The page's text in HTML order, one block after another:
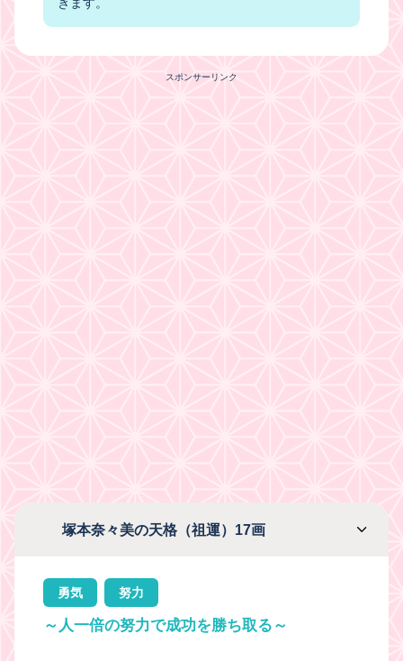
スポンサーリンク
塚本奈々美の天格（祖運）17画
勇気 努力
～人一倍の努力で成功を勝ち取る～